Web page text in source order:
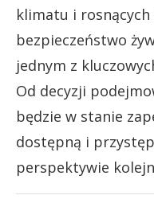
klimatu i rosnących
bezpieczeństwo
jednym z
Od decyzji
będzie w stanie
dostępną i
perspektywie